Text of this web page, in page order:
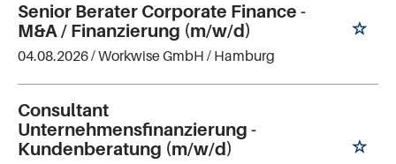
Senior Berater Corporate Finance -
M&A / Finanzierung (m/w/d)
04.08.2026 /Workwise GmbH / Hamburg
Consultant
Unternehmensfinanzierung -
Kundenberatung (m/w/d)